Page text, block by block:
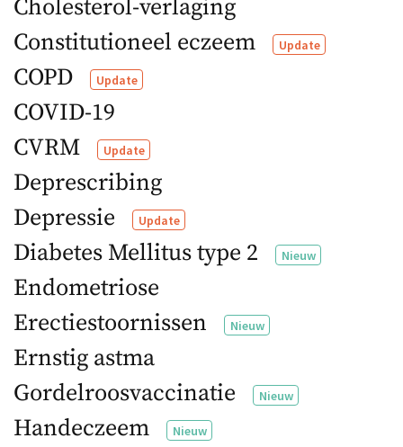
Cholesterol-verlaging
Constitutioneel eczeem
Update
COPD Update
COVID-19
CVRM
Update
Deprescribing
Depressie
Update
Diabetes Mellitus type 2 Nieuw
Endometriose
Erectiestoornissen
Nieuw
Ernstig astma
Gordelroosvaccinatie
Nieuw
Handeczeem Nieuw